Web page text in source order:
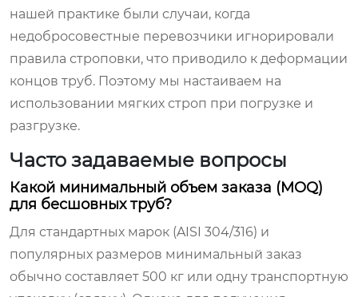
нашей практике были случаи, когда
недобросовестные перевозчики игнорировали
правила строповки, что приводило к деформации
концов труб. Поэтому мы настаиваем на
использовании мягких строп при погрузке и
разгрузке.
Часто задаваемые вопросы
Какой минимальный объем заказа (MOQ)
для бесшовных труб?
Для стандартных марок (AISI 304/316) и
популярных размеров минимальный заказ
обычно составляет 500 кг или одну транспортную